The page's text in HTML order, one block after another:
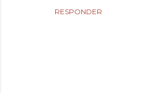
RESPONDER